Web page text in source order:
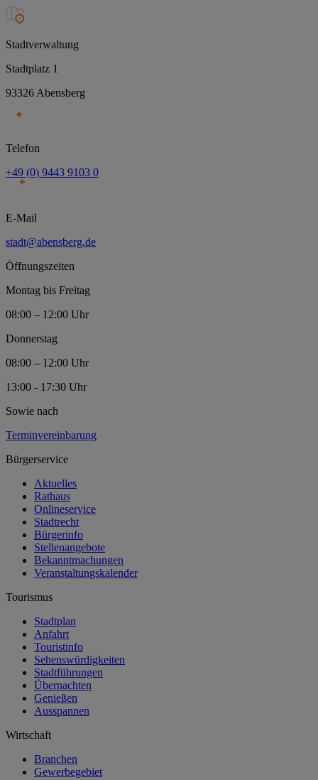
Stadtverwaltung
Stadtplatz 1
93326 Abensberg
Telefon
+49 (0) 9443 9103 0
E-Mail
stadt@abensberg.de
Öffnungszeiten
Montag bis Freitag
08:00 – 12:00 Uhr
Donnerstag
08:00 – 12:00 Uhr
13:00 - 17:30 Uhr
Sowie nach
Terminvereinbarung
Bürgerservice
Aktuelles
Rathaus
Onlineservice
Stadtrecht
Bürgerinfo
Stellenangebote
Bekanntmachungen
Veranstaltungskalender
Tourismus
Stadtplan
Anfahrt
Touristinfo
Sehenswürdigkeiten
Stadtführungen
Übernachten
Genießen
Ausspannen
Wirtschaft
Branchen
Gewerbegebiet